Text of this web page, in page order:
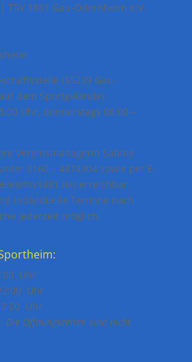
1881 Gau-Odernheim e.V.
(55239 Gau-
dem Sportgelände):
Uhr, donnerstags 08:00 –
Vereinsmanagerin Sabine
0160 – 4874304 sowie per E-
erreichbar.
individuelle Termine nach
jederzeit möglich.
Uhr
Uhr
Uhr
Die Öffnungszeiten sind nicht